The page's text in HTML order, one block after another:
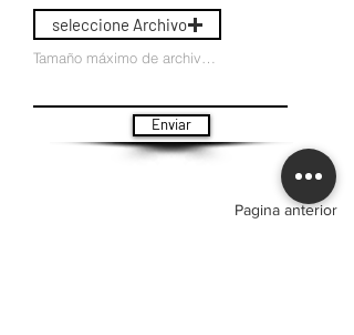
seleccione Archivo
Enviar
Pagina anterior